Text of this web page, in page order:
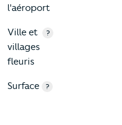
l'aéroport
Ville et
villages
fleuris
?
Surface ?